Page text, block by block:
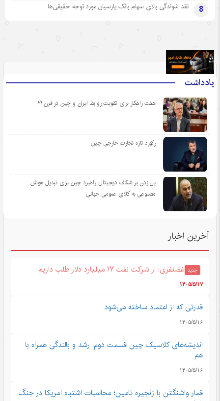
8 نقد شوندگی بالای سهام بانک پارسیان مورد توجه حقیقی‌ها
یادداشت
هفت راهکار برای تقویت روابط ایران و چین در قرن ۲۱
رکورد تازه تجارت خارجی چین
پل زدن بر شکاف دیجیتال: راهبرد چین برای تبدیل هوش
مصنوعی به کالای عمومی جهانی
.
آخرین اخبار
جدید غضنفری: از شرکت نفت ۱۷ میلیارد دلار طلب داریم
۱۴۰۵/۵/۱۷
قدرتی که از اعتماد ساخته می‌شود
۱۴۰۵/۵/۱۶
اندیشه‌های کلاسیک چین قسمت دوم: رشد و بالندگی همراه با
هم
۱۴۰۵/۵/۱۶
قمار واشنگتن با زنجیره تامین؛ محاسبات اشتباه آمریکا در جنگ